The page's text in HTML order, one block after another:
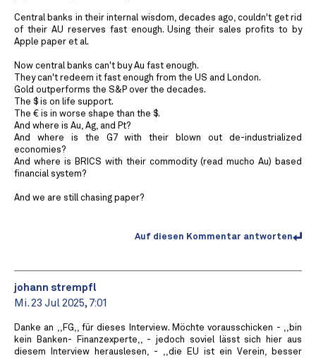
Central banks in their internal wisdom, decades ago, couldn't get rid
of their AU reserves fast enough. Using their sales profits to by
Apple paper et al.
Now central banks can't buy Au fast enough.
They can't redeem it fast enough from the US and London.
Gold outperforms the S&P over the decades.
The $ is on life support.
The € is in worse shape than the $.
And where is Au, Ag, and Pt?
And where is the G7 with their blown out de-industrialized
economies?
And where is BRICS with their commodity (read mucho Au) based
financial system?
And we are still chasing paper?
Auf diesen Kommentar antworten
johann strempfl
Mi. 23 Jul 2025, 7:01
Danke an ,,FG,, für dieses Interview. Möchte vorausschicken - ,,bin
kein Banken- Finanzexperte,, - jedoch soviel lässt sich hier aus
diesem Interview herauslesen, - ,,die EU ist ein Verein, besser